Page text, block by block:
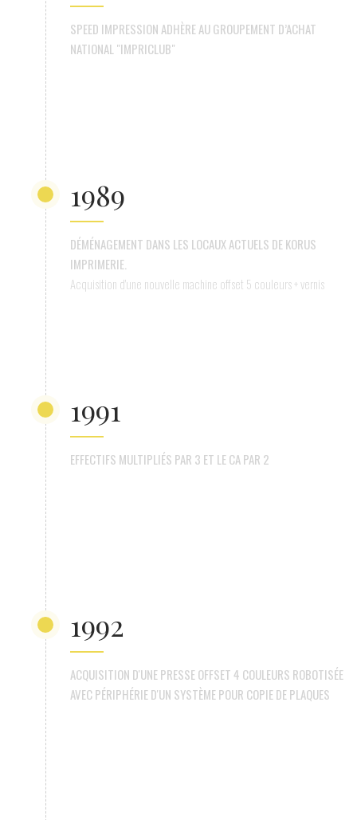
SPEED IMPRESSION ADHÈRE AU GROUPEMENT D’ACHAT
NATIONAL "IMPRICLUB"
1989
DÉMÉNAGEMENT DANS LES LOCAUX ACTUELS DE KORUS
IMPRIMERIE.
Acquisition d'une nouvelle machine offset 5 couleurs + vernis
1991
EFFECTIFS MULTIPLIÉS PAR 3 ET LE CA PAR 2
1992
ACQUISITION D'UNE PRESSE OFFSET 4 COULEURS ROBOTISÉE
AVEC PÉRIPHÉRIE D'UN SYSTÈME POUR COPIE DE PLAQUES